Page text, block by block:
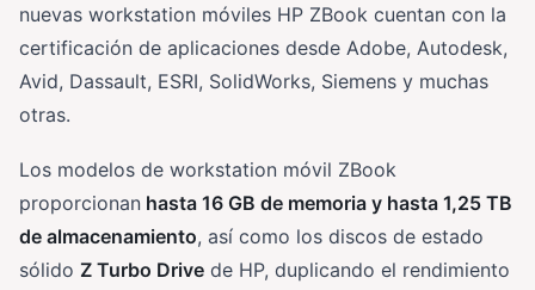
nuevas workstation móviles HP ZBook cuentan con la
certificación de aplicaciones desde Adobe, Autodesk,
Avid, Dassault, ESRI, SolidWorks, Siemens y muchas
otras.
Los modelos de workstation móvil ZBook
proporcionan hasta 16 GB de memoria y hasta 1,25 TB
de almacenamiento, así como los discos de estado
sólido Z Turbo Drive de HP, duplicando el rendimiento